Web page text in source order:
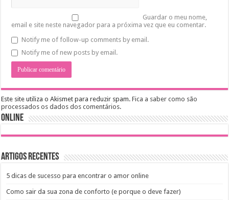
Guardar o meu nome,
email e site neste navegador para a próxima vez que eu comentar.
Notify me of follow-up comments by email.
Notify me of new posts by email.
Este site utiliza o Akismet para reduzir spam.Fica a saber como são
processados os dados dos comentários.
Online
Artigos recentes
5 dicas de sucesso para encontrar o amor online
Como sair da sua zona de conforto (e porque o deve fazer)